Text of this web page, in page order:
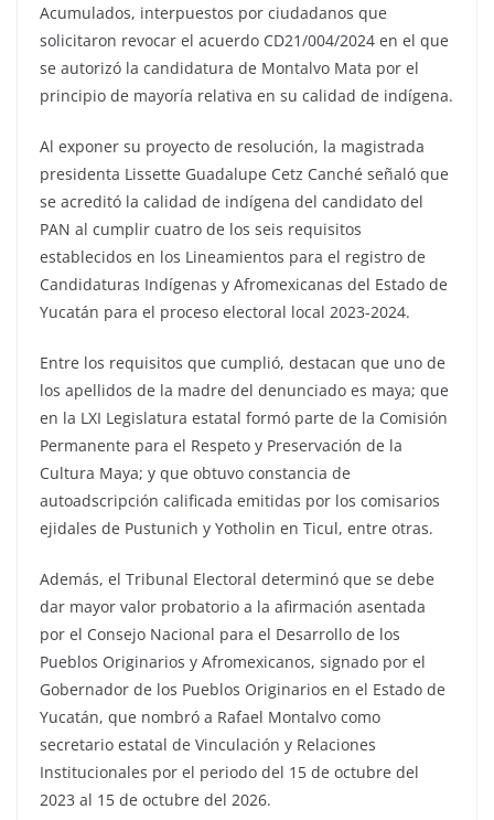
Acumulados, interpuestos por ciudadanos que
solicitaron revocar el acuerdo CD21/004/2024 en el que
se autorizó la candidatura de Montalvo Mata por el
principio de mayoría relativa en su calidad de indígena.
Al exponer su proyecto de resolución, la magistrada
presidenta Lissette Guadalupe Cetz Canché señaló que
se acreditó la calidad de indígena del candidato del
PAN al cumplir cuatro de los seis requisitos
establecidos en los Lineamientos para el registro de
Candidaturas Indígenas y Afromexicanas del Estado de
Yucatán para el proceso electoral local 2023-2024.
Entre los requisitos que cumplió, destacan que uno de
los apellidos de la madre del denunciado es maya; que
en la LXI Legislatura estatal formó parte de la Comisión
Permanente para el Respeto y Preservación de la
Cultura Maya; y que obtuvo constancia de
autoadscripción calificada emitidas por los comisarios
ejidales de Pustunich y Yotholin en Ticul, entre otras.
Además, el Tribunal Electoral determinó que se debe
dar mayor valor probatorio a la afirmación asentada
por el Consejo Nacional para el Desarrollo de los
Pueblos Originarios y Afromexicanos, signado por el
Gobernador de los Pueblos Originarios en el Estado de
Yucatán, que nombró a Rafael Montalvo como
secretario estatal de Vinculación y Relaciones
Institucionales por el periodo del 15 de octubre del
2023 al 15 de octubre del 2026.